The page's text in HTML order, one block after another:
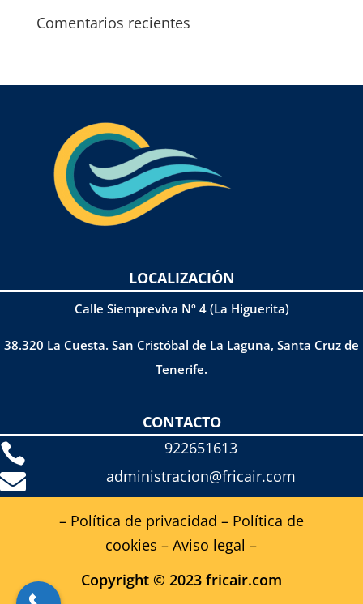
Comentarios recientes
LOCALIZACIÓN
Calle Siempreviva Nº 4 (La Higuerita)
38.320 La Cuesta. San Cristóbal de La Laguna, Santa Cruz de
Tenerife.
CONTACTO
 922651613
 administracion@fricair.com
– Política de privacidad – Política de
cookies –Aviso legal –
Copyright © 2023 fricair.com